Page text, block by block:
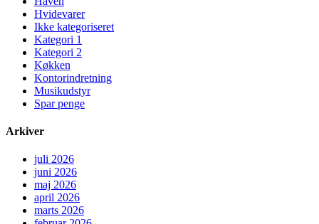
Hvidevarer
Ikke kategoriseret
Kategori 1
Kategori 2
Køkken
Kontorindretning
Musikudstyr
Spar penge
Arkiver
juli 2026
juni 2026
maj 2026
april 2026
marts 2026